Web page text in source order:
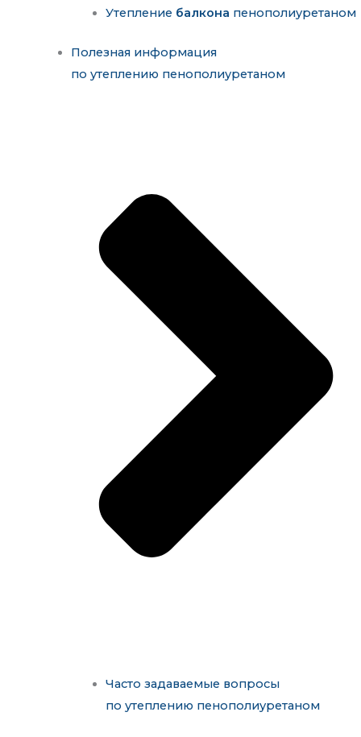
Утепление балкона пенополиуретаном
Полезная информация
по утеплению пенополиуретаном
Часто задаваемые вопросы
по утеплению пенополиуретаном